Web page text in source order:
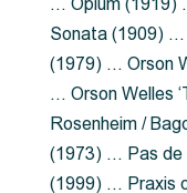
… Opium (1919)
Sonata (1909) …
(1979) … Orson
… Orson Welles
Rosenheim /
(1973) … Pas de
(1999) … Praxis